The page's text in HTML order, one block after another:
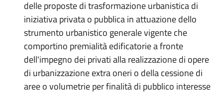
delle proposte di trasformazione urbanistica di
iniziativa privata o pubblica in attuazione dello
strumento urbanistico generale vigente che
comportino premialità edificatorie a fronte
dell'impegno dei privati alla realizzazione di opere
di urbanizzazione extra oneri o della cessione di
aree o volumetrie per finalità di pubblico interesse